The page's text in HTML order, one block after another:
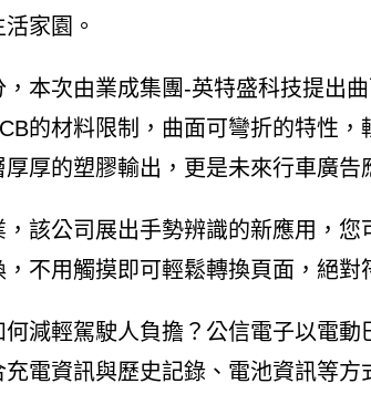
家園。
本次由業成集團-英特盛科技提出
的材料限制，曲面可彎折的特性，
厚的塑膠輸出，更是未來行車廣告
該公司展出手勢辨識的新應用，您
不用觸摸即可輕鬆轉換頁面，絕對
減輕駕駛人負擔？公信電子以電動
電資訊與歷史記錄、電池資訊等